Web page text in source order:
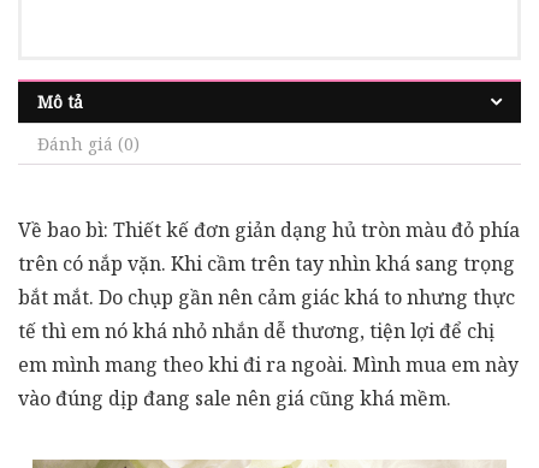
Mô tả
Đánh giá (0)
Về bao bì: Thiết kế đơn giản dạng hủ tròn màu đỏ phía
trên có nắp vặn. Khi cầm trên tay nhìn khá sang trọng
bắt mắt. Do chụp gần nên cảm giác khá to nhưng thực
tế thì em nó khá nhỏ nhắn dễ thương, tiện lợi để chị
em mình mang theo khi đi ra ngoài. Mình mua em này
vào đúng dịp đang sale nên giá cũng khá mềm.